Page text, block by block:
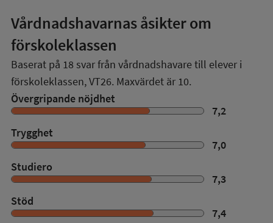
Vårdnadshavarnas åsikter om
förskoleklassen
Baserat på 18 svar från vårdnadshavare till elever i
förskoleklassen,VT26. Maxvärdet är 10.
Övergripande nöjdhet
7,2
Trygghet
7,0
Studiero
7,3
Stöd
7,4